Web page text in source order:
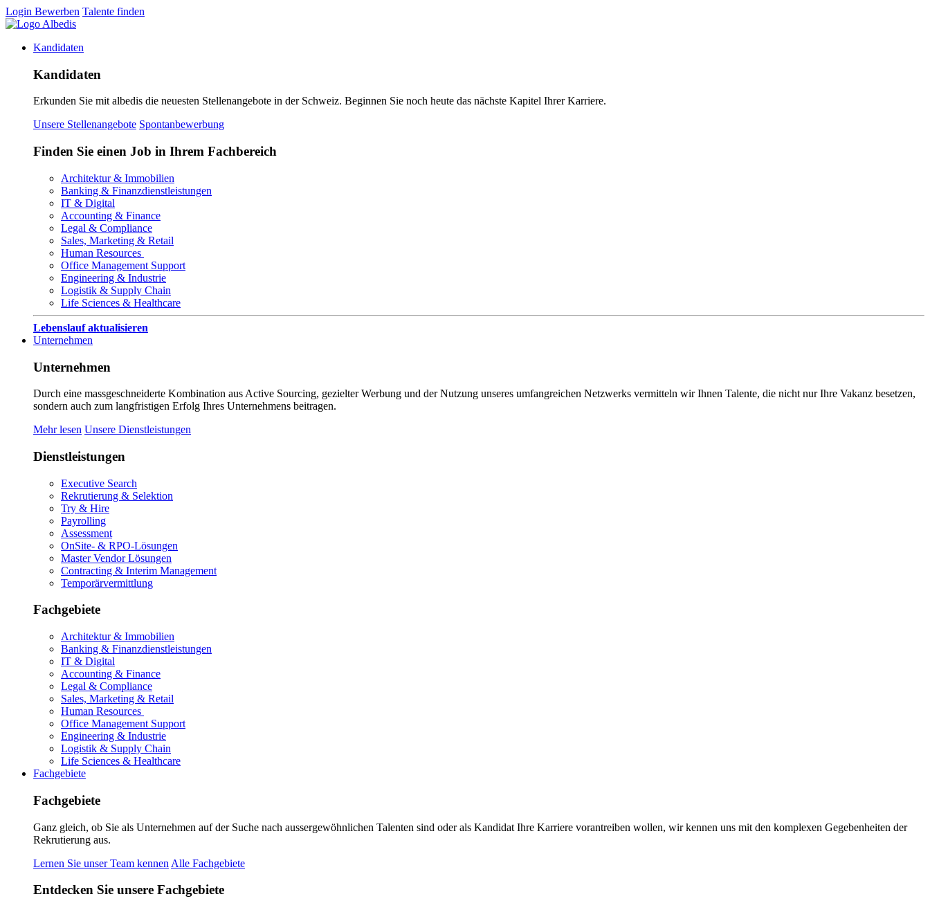
Login Bewerben Talente finden
Kandidaten
Kandidaten
Erkunden Sie mit albedis die neuesten Stellenangebote in der Schweiz. Beginnen Sie noch heute das nächste Kapitel Ihrer Karriere.
Unsere Stellenangebote Spontanbewerbung
Finden Sie einen Job in Ihrem Fachbereich
Architektur & Immobilien
Banking & Finanzdienstleistungen
IT & Digital
Accounting & Finance
Legal & Compliance
Sales, Marketing & Retail
Human Resources
Office Management Support
Engineering & Industrie
Logistik & Supply Chain
Life Sciences & Healthcare
Lebenslauf aktualisieren
Unternehmen
Unternehmen
Durch eine massgeschneiderte Kombination aus Active Sourcing, gezielter Werbung und der Nutzung unseres umfangreichen Netzwerks vermitteln wir Ihnen Talente, die nicht nur Ihre Vakanz besetzen,
sondern auch zum langfristigen Erfolg Ihres Unternehmens beitragen.
Mehr lesen Unsere Dienstleistungen
Dienstleistungen
Executive Search
Rekrutierung & Selektion
Try & Hire
Payrolling
Assessment
OnSite- & RPO-Lösungen
Master Vendor Lösungen
Contracting & Interim Management
Temporärvermittlung
Fachgebiete
Architektur & Immobilien
Banking & Finanzdienstleistungen
IT & Digital
Accounting & Finance
Legal & Compliance
Sales, Marketing & Retail
Human Resources
Office Management Support
Engineering & Industrie
Logistik & Supply Chain
Life Sciences & Healthcare
Fachgebiete
Fachgebiete
Ganz gleich, ob Sie als Unternehmen auf der Suche nach aussergewöhnlichen Talenten sind oder als Kandidat Ihre Karriere vorantreiben wollen, wir kennen uns mit den komplexen Gegebenheiten der
Rekrutierung aus.
Lernen Sie unser Team kennen Alle Fachgebiete
Entdecken Sie unsere Fachgebiete